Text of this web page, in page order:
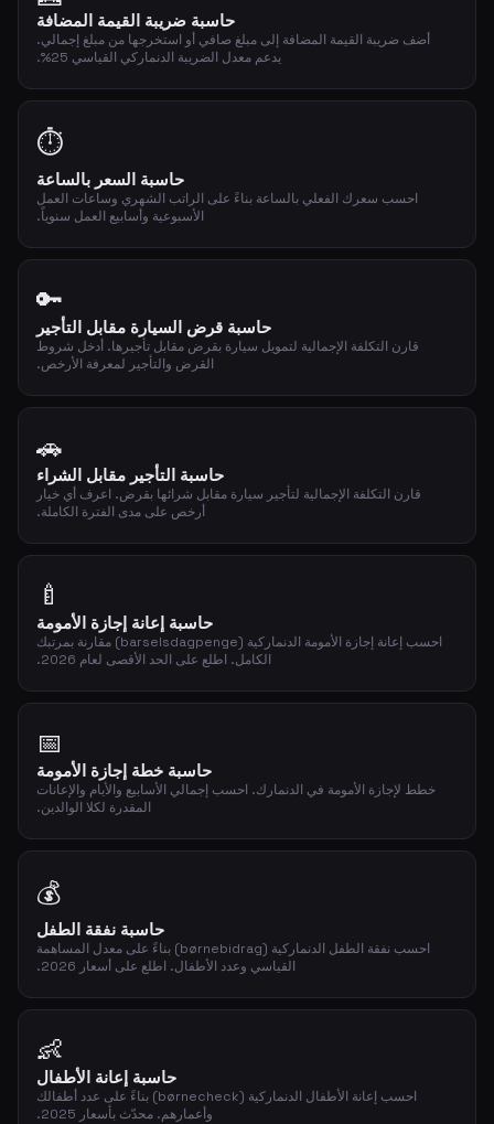
حاسبة ضريبة القيمة المضافة
أضف ضريبة القيمة المضافة إلى مبلغ صافي أو استخرجها من مبلغ إجمالي.
يدعم معدل الضريبة الدنماركي القياسي 25%.
⏱️
حاسبة السعر بالساعة
احسب سعرك الفعلي بالساعة بناءً على الراتب الشهري وساعات العمل
الأسبوعية وأسابيع العمل سنوياً.
🔑
حاسبة قرض السيارة مقابل التأجير
قارن التكلفة الإجمالية لتمويل سيارة بقرض مقابل تأجيرها. أدخل شروط
القرض والتأجير لمعرفة الأرخص.
🚗
حاسبة التأجير مقابل الشراء
قارن التكلفة الإجمالية لتأجير سيارة مقابل شرائها بقرض. اعرف أي خيار
أرخص على مدى الفترة الكاملة.
🍼
حاسبة إعانة إجازة الأمومة
احسب إعانة إجازة الأمومة الدنماركية (barselsdagpenge) مقارنة بمرتبك
الكامل. اطلع على الحد الأقصى لعام 2026.
📅
حاسبة خطة إجازة الأمومة
خطط لإجازة الأمومة في الدنمارك. احسب إجمالي الأسابيع والأيام والإعانات
المقدرة لكلا الوالدين.
💰
حاسبة نفقة الطفل
احسب نفقة الطفل الدنماركية (børnebidrag) بناءً على معدل المساهمة
القياسي وعدد الأطفال. اطلع على أسعار 2026.
👶
حاسبة إعانة الأطفال
احسب إعانة الأطفال الدنماركية (børnecheck) بناءً على عدد أطفالك
وأعمارهم. محدّث بأسعار 2025.